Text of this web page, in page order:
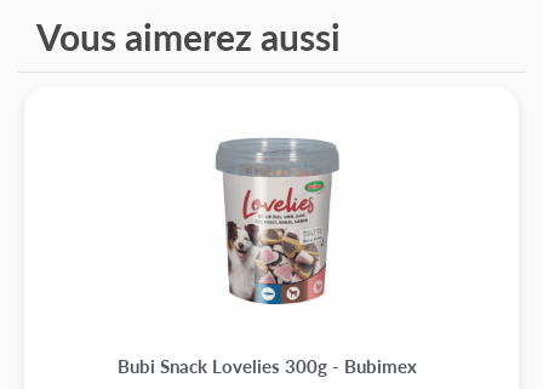
Vous aimerez aussi
Bubi Snack Lovelies 300g - Bubimex